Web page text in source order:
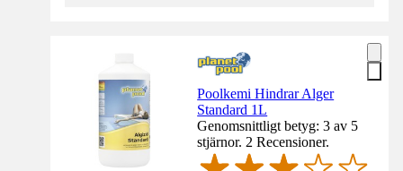
Poolkemi Hindrar Alger
Standard 1L
Genomsnittligt betyg: 3 av 5
stjärnor. 2 Recensioner.